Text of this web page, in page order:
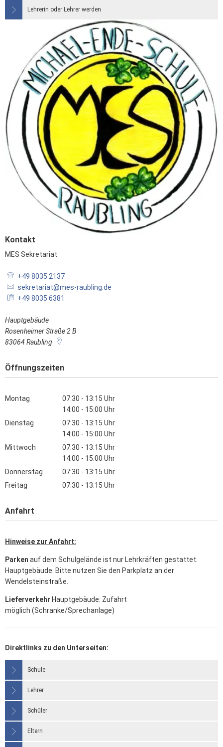
Lehrerin oder Lehrer werden
Kontakt
MES Sekretariat
+49 8035 2137
sekretariat@mes-raubling.de
+49 8035 6381
Hauptgebäude
Rosenheimer Straße 2 B
83064 Raubling
Öffnungszeiten
Montag 07:30 - 13:15 Uhr
Von 07:30 bis 13:15 Uhr
14:00 - 15:00 Uhr
Von 14:00 bis 15:00 Uhr
Dienstag 07:30 - 13:15 Uhr
Von 07:30 bis 13:15 Uhr
14:00 - 15:00 Uhr
Von 14:00 bis 15:00 Uhr
Mittwoch 07:30 - 13:15 Uhr
Von 07:30 bis 13:15 Uhr
14:00 - 15:00 Uhr
Von 14:00 bis 15:00 Uhr
Donnerstag 07:30 - 13:15 Uhr
Von 07:30 bis 13:15 Uhr
Freitag 07:30 - 13:15 Uhr
Anfahrt
Hinweise zur Anfahrt:
Parken auf dem Schulgelände ist nur Lehrkräften gestattet.
Hauptgebäude: Bitte nutzen Sie den Parkplatz an der
Wendelsteinstraße.
Lieferverkehr Hauptgebäude: Zufahrt
möglich (Schranke/Sprechanlage)
Direktlinks zu den Unterseiten:
Schule
Lehrer
Schüler
Eltern